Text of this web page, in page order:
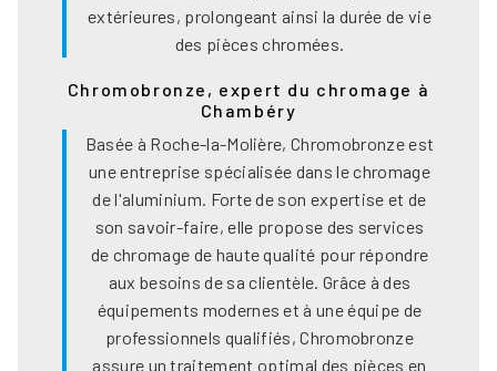
extérieures, prolongeant ainsi la durée de vie
des pièces chromées.
Chromobronze, expert du chromage à
Chambéry
Basée à Roche-la-Molière, Chromobronze est
une entreprise spécialisée dans le chromage
de l'aluminium. Forte de son expertise et de
son savoir-faire, elle propose des services
de chromage de haute qualité pour répondre
aux besoins de sa clientèle. Grâce à des
équipements modernes et à une équipe de
professionnels qualifiés, Chromobronze
assure un traitement optimal des pièces en